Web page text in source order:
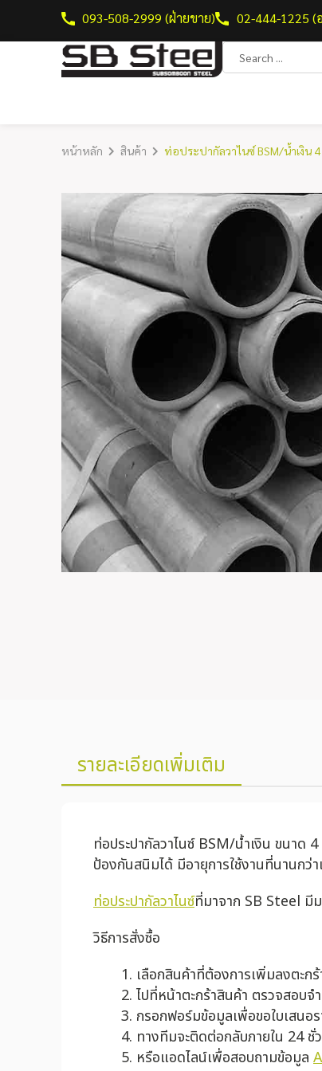
093-508-2999 (ฝ่ายขาย) 02-444-1225
หน้าหลัก สินค้า ท่อประปากัลวาไนซ์ BSM/น้ำเงิน
รายละเอียดเพิ่มเติม
ท่อประปากัลวาไนซ์ BSM/น้ำเงิน ขนาด
ป้องกันสนิมได้ มีอายุการใช้งานที่นานกว่
ท่อประปากัลวาไนซ์ที่มาจาก SB Steel มี
วิธีการสั่งซื้อ
เลือกสินค้าที่ต้องการเพิ่มลงตะกร้
ไปที่หน้าตะกร้าสินค้า ตรวจสอบ
กรอกฟอร์มข้อมูลเพื่อขอใบเสนอร
ทางทีมจะติดต่อกลับภายใน 24 ชั่
หรือแอดไลน์เพื่อสอบถามข้อมูล